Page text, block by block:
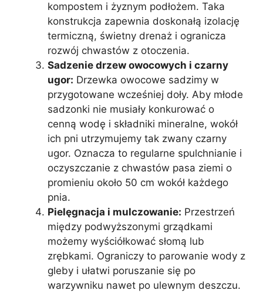
kompostem i żyznym podłożem. Taka
konstrukcja zapewnia doskonałą izolację
termiczną, świetny drenaż i ogranicza
rozwój chwastów z otoczenia.
Sadzenie drzew owocowych i czarny
ugor: Drzewka owocowe sadzimy w
przygotowane wcześniej doły. Aby młode
sadzonki nie musiały konkurować o
cenną wodę i składniki mineralne, wokół
ich pni utrzymujemy tak zwany czarny
ugor. Oznacza to regularne spulchnianie i
oczyszczanie z chwastów pasa ziemi o
promieniu około 50 cm wokół każdego
pnia.
Pielęgnacja i mulczowanie: Przestrzeń
między podwyższonymi grządkami
możemy wyściółkować słomą lub
zrębkami. Ograniczy to parowanie wody z
gleby i ułatwi poruszanie się po
warzywniku nawet po ulewnym deszczu.